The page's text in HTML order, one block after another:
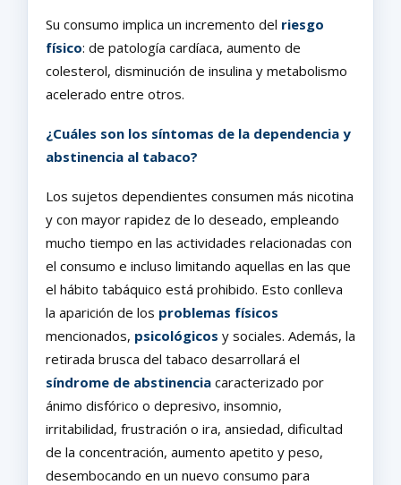
Su consumo implica un incremento del riesgo
físico: de patología cardíaca, aumento de
colesterol, disminución de insulina y metabolismo
acelerado entre otros.
¿Cuáles son los síntomas de la dependencia y
abstinencia al tabaco?
Los sujetos dependientes consumen más nicotina
y con mayor rapidez de lo deseado, empleando
mucho tiempo en las actividades relacionadas con
el consumo e incluso limitando aquellas en las que
el hábito tabáquico está prohibido. Esto conlleva
la aparición de los problemas físicos
mencionados, psicológicos y sociales. Además, la
retirada brusca del tabaco desarrollará el
síndrome de abstinencia caracterizado por
ánimo disfórico o depresivo, insomnio,
irritabilidad, frustración o ira, ansiedad, dificultad
de la concentración, aumento apetito y peso,
desembocando en un nuevo consumo para